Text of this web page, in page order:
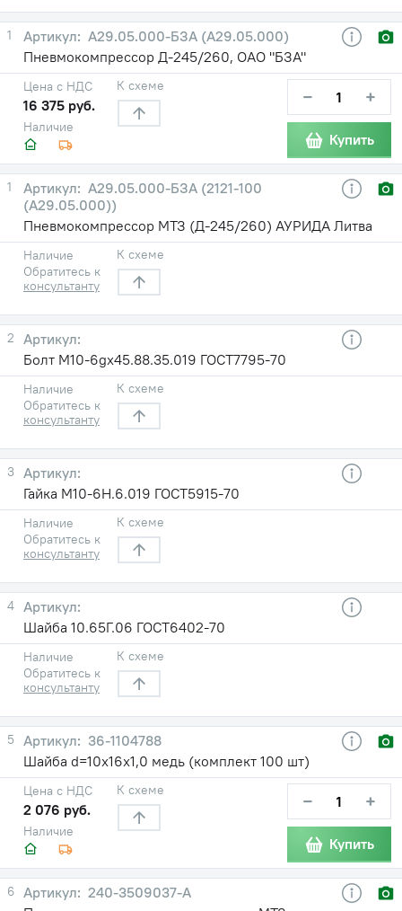
1
А29.05.000-БЗА (А29.05.000)
Пневмокомпрессор Д-245/260, ОАО "БЗА"
Наличие
Цена с НДС
16 375 руб.
К схеме − +
Купить
1
А29.05.000-БЗА (2121-100
(А29.05.000))
Пневмокомпрессор МТЗ (Д-245/260) АУРИДА Литва
Наличие
Обратитесь к
консультанту
К схеме
2
Болт М10-6gх45.88.35.019 ГОСТ7795-70
Наличие
Обратитесь к
консультанту
К схеме
3
Гайка М10-6Н.6.019 ГОСТ5915-70
Наличие
Обратитесь к
консультанту
К схеме
4
Шайба 10.65Г.06 ГОСТ6402-70
Наличие
Обратитесь к
консультанту
К схеме
5
36-1104788
Шайба d=10х16х1,0 медь (комплект 100 шт)
Наличие
Цена с НДС
2 076 руб.
К схеме − +
Купить
6
240-3509037-А